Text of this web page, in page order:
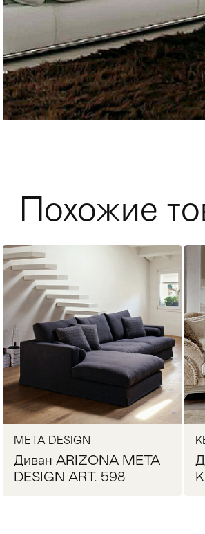
Столы >
Стулья
Похожие
META DESIGN
Диван ARIZONA META
DESIGN ART. 598